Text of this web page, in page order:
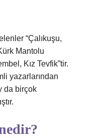
“Çalıkuşu,
Mantolu
Kız Tevfik”tir.
yazarlarından
da birçok